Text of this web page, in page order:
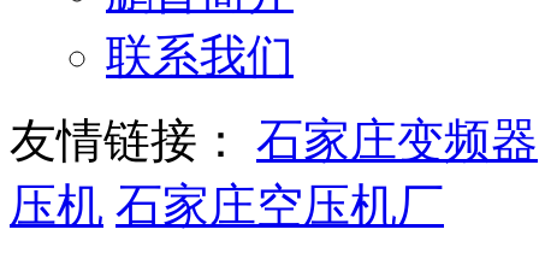
联系我们
友情链接： 石家庄变频器
压机 石家庄空压机厂